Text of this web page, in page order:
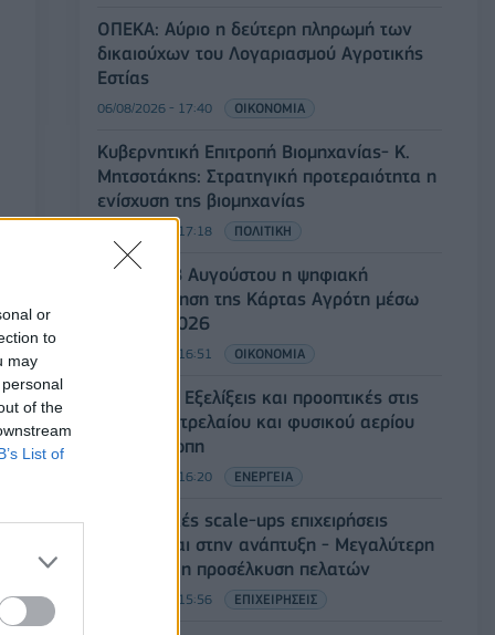
or
to
may
of the
List of
ΟΠΕΚΑ: Αύριο η δεύτερη πληρωμή των
δικαιούχων του Λογαριασμού Αγροτικής
Εστίας
06/08/2026 - 17:40 ΟΙΚΟΝΟΜΙΑ
Κυβερνητική Επιτροπή Βιομηχανίας- Κ.
Μητσοτάκης: Στρατηγική προτεραιότητα η
ενίσχυση της βιομηχανίας
06/08/2026 - 17:18 ΠΟΛΙΤΙΚΗ
Από τις 28 Αυγούστου η ψηφιακή
ενεργοποίηση της Κάρτας Αγρότη μέσω
της ΕΑΕ 2026
06/08/2026 - 16:51 ΟΙΚΟΝΟΜΙΑ
Eurobank: Εξελίξεις και προοπτικές στις
αγορές πετρελαίου και φυσικού αερίου
στην Ευρώπη
06/08/2026 - 16:20 ΕΝΕΡΓΕΙΑ
Οι ελληνικές scale-ups επιχειρήσεις
στρέφονται στην ανάπτυξη - Μεγαλύτερη
πρόκληση η προσέλκυση πελατών
06/08/2026 - 15:56 ΕΠΙΧΕΙΡΗΣΕΙΣ